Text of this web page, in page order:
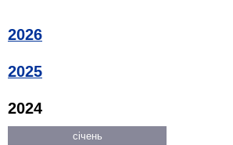
2026
2025
2024
січень